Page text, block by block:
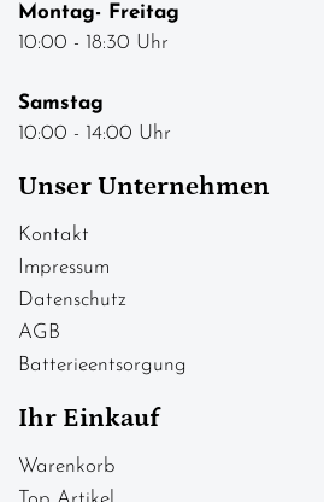
Montag- Freitag
10:00 - 18:30 Uhr
Samstag
10:00 - 14:00 Uhr
Unser Unternehmen
Kontakt
Impressum
Datenschutz
AGB
Batterieentsorgung
Ihr Einkauf
Warenkorb